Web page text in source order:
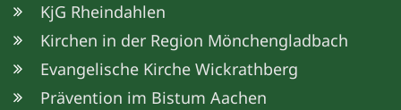
KjG Rheindahlen
Kirchen in der Region Mönchengladbach
Evangelische Kirche Wickrathberg
Prävention im Bistum Aachen